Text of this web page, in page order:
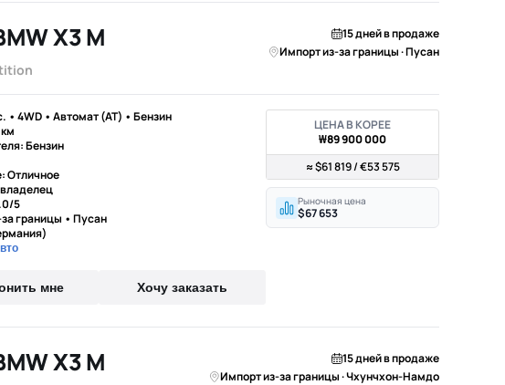
X3 M
15 дней в продаже
Импорт из-за границы · Пусан
• 4WD • Автомат (AT) • Бензин
Бензин
Отличное
5
границы • Пусан
мне Хочу заказать
ЦЕНА В КОРЕЕ
₩89 900 000
≈ $61 819 / €53 575
Рыночная цена
$67 653
X3 M
15 дней в продаже
Импорт из-за границы · Чхунчхон-Намдо